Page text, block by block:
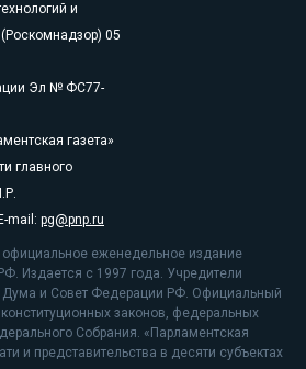
и
05
Эл № ФС77-
газета»
главного
mail: pg@pnp.ru
официальное еженедельное издание
Издается с 1997 года. Учредители
Дума и Совет Федерации РФ. Официальный
законов, федеральных
Собрания. «Парламентская
и представительства в десяти субъектах